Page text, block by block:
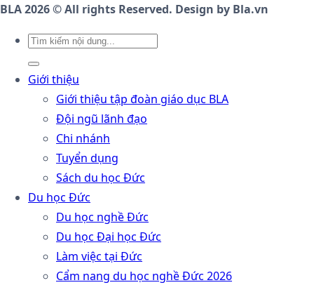
BLA 2026 © All rights Reserved. Design by Bla.vn
Giới thiệu
Giới thiệu tập đoàn giáo dục BLA
Đội ngũ lãnh đạo
Chi nhánh
Tuyển dụng
Sách du học Đức
Du học Đức
Du học nghề Đức
Du học Đại học Đức
Làm việc tại Đức
Cẩm nang du học nghề Đức 2026